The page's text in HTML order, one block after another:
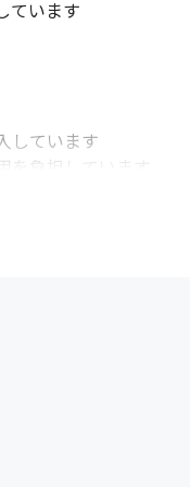
ています
しています
を負担しています